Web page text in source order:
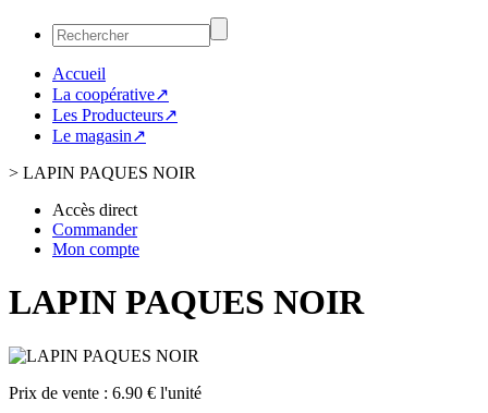
Accueil
La coopérative↗
Les Producteurs↗
Le magasin↗
> LAPIN PAQUES NOIR
Accès direct
Commander
Mon compte
LAPIN PAQUES NOIR
Prix de vente : 6.90 € l'unité